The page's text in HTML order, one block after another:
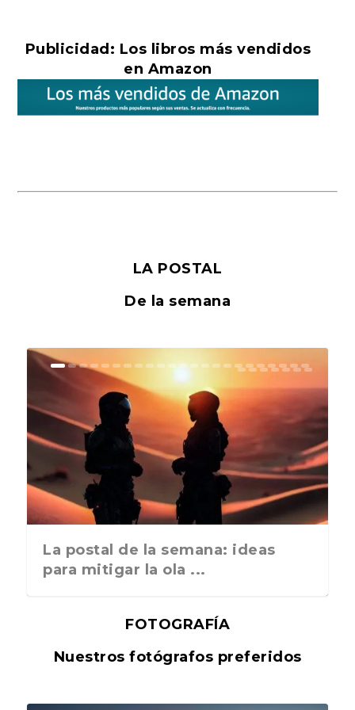
Publicidad: Los libros más vendidos
en Amazon
LA POSTAL
De la semana
La postal de la semana: ideas
para mitigar la ola ...
FOTOGRAFÍA
Nuestros fotógrafos preferidos